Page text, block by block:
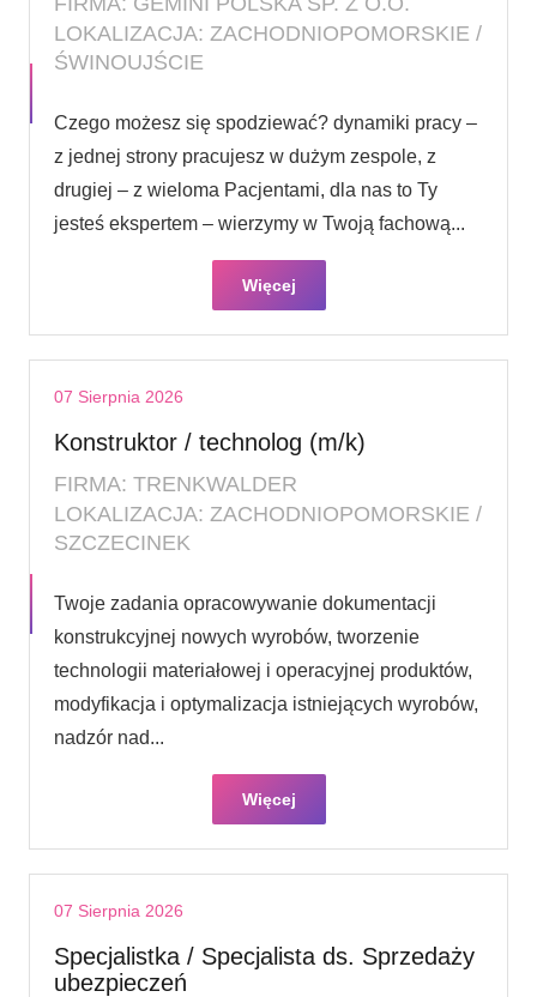
LOKALIZACJA: ZACHODNIOPOMORSKIE /
ŚWINOUJŚCIE
Czego możesz się spodziewać? dynamiki pracy –
z jednej strony pracujesz w dużym zespole, z
drugiej – z wieloma Pacjentami, dla nas to Ty
jesteś ekspertem – wierzymy w Twoją fachową...
Więcej
07 Sierpnia 2026
Konstruktor / technolog (m/k)
FIRMA: TRENKWALDER
LOKALIZACJA: ZACHODNIOPOMORSKIE /
SZCZECINEK
Twoje zadania opracowywanie dokumentacji
konstrukcyjnej nowych wyrobów, tworzenie
technologii materiałowej i operacyjnej produktów,
modyfikacja i optymalizacja istniejących wyrobów,
nadzór nad...
Więcej
07 Sierpnia 2026
Specjalistka / Specjalista ds. Sprzedaży
ubezpieczeń